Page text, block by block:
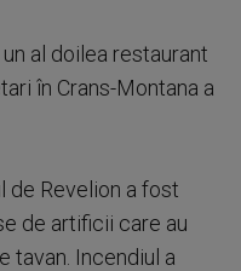
al doilea restaurant
în Crans-Montana a
de Revelion a fost
de artificii care au
tavan. Incendiul a